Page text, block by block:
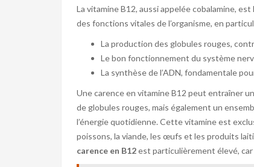
La vitamine B12, aussi appelée cobalamine,
des fonctions vitales de l’organisme, en
La production des globules rouges,
Le bon fonctionnement du système
La synthèse de l’ADN, fondamentale
Une carence en vitamine B12 peut entraîner
de globules rouges, mais également un
l’énergie quotidienne. Cette vitamine est
poissons, la viande, les œufs et les produits
carence en B12est particulièrement élevé, car